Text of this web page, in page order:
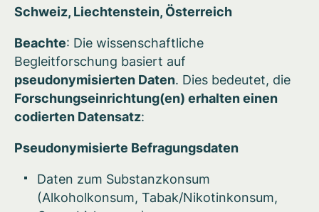
Schweiz, Liechtenstein, Österreich
Beachte: Die wissenschaftliche
Begleitforschung basiert auf
pseudonymisierten Daten. Dies bedeutet, die
Forschungseinrichtung(en) erhalten einen
codierten Datensatz:
Pseudonymisierte Befragungsdaten
Daten zum Substanzkonsum
(Alkoholkonsum, Tabak/Nikotinkonsum,